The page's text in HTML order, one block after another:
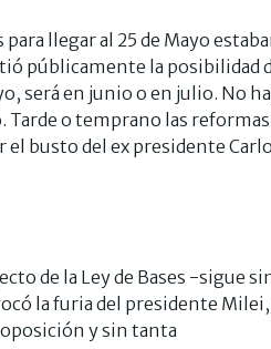
llegar al 25 de Mayo
públicamente la posibilidad
será en junio o en julio. No
o temprano las reformas
el busto del ex presidente
de la Ley de Bases -sigue
la furia del presidente
y sin tanta